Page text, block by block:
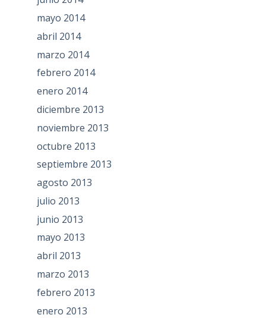
mayo 2014
abril 2014
marzo 2014
febrero 2014
enero 2014
diciembre 2013
noviembre 2013
octubre 2013
septiembre 2013
agosto 2013
julio 2013
junio 2013
mayo 2013
abril 2013
marzo 2013
febrero 2013
enero 2013